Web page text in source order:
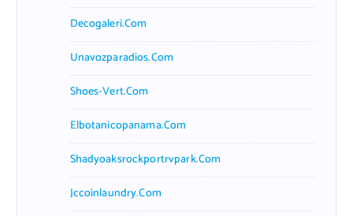
Decogaleri.com
Unavozparadios.com
Shoes-Vert.com
Elbotanicopanama.com
Shadyoaksrockportrvpark.com
Jccoinlaundry.com